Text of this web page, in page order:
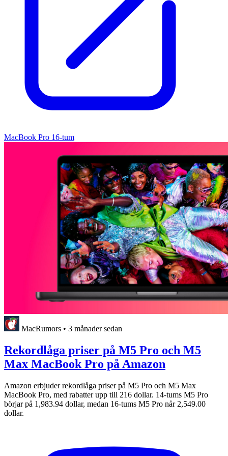
MacBook Pro 16-tum
MacRumors • 3 månader sedan
Rekordlåga priser på M5 Pro och M5
Max MacBook Pro på Amazon
Amazon erbjuder rekordlåga priser på M5 Pro och M5 Max
MacBook Pro, med rabatter upp till 216 dollar. 14-tums M5 Pro
börjar på 1,983.94 dollar, medan 16-tums M5 Pro når 2,549.00
dollar.